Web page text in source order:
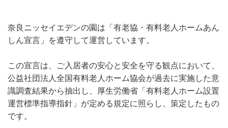
奈良ニッセイエデンの園は「有老協・有料老人ホームあん
しん宣言」を遵守して運営しています。
この宣言は、ご入居者の安心と安全を守る観点において、
公益社団法人全国有料老人ホーム協会が過去に実施した意
識調査結果から抽出し、厚生労働省「有料老人ホーム設置
運営標準指導指針」が定める規定に照らし、策定したもの
です。